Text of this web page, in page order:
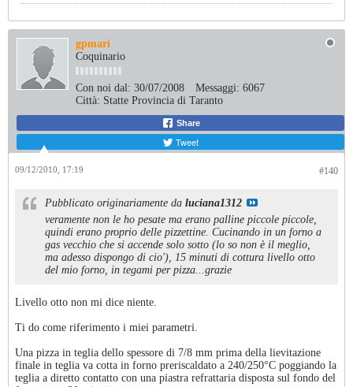
gpmari
Coquinario
Con noi dal: 30/07/2008 Messaggi: 6067
Città: Statte Provincia di Taranto
Share
Tweet
#140
09/12/2010, 17:19
Pubblicato originariamente da luciana1312
veramente non le ho pesate ma erano palline piccole piccole,
quindi erano proprio delle pizzettine. Cucinando in un forno a
gas vecchio che si accende solo sotto (lo so non è il meglio,
ma adesso dispongo di cio'), 15 minuti di cottura livello otto
del mio forno, in tegami per pizza...grazie
Livello otto non mi dice niente.
Ti do come riferimento i miei parametri.
Una pizza in teglia dello spessore di 7/8 mm prima della lievitazione
finale in teglia va cotta in forno preriscaldato a 240/250°C poggiando la
teglia a diretto contatto con una piastra refrattaria disposta sul fondo del